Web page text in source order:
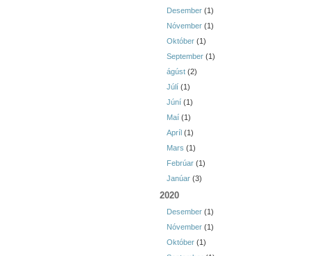
Desember (1)
Nóvember (1)
Október (1)
September (1)
ágúst (2)
Júlí (1)
Júní (1)
Maí (1)
Apríl (1)
Mars (1)
Febrúar (1)
Janúar (3)
2020
Desember (1)
Nóvember (1)
Október (1)